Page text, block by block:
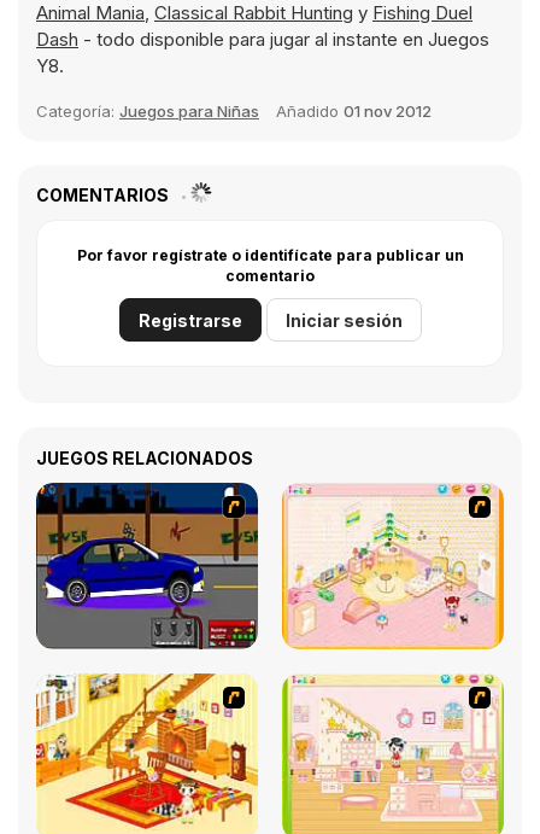
Animal Mania, Classical Rabbit Hunting y Fishing Duel
Dash - todo disponible para jugar al instante en Juegos
Y8.
Categoría: Juegos para Niñas Añadido 01 nov 2012
COMENTARIOS
Por favor regístrate o identifícate para publicar un
comentario
Registrarse Iniciar sesión
JUEGOS RELACIONADOS